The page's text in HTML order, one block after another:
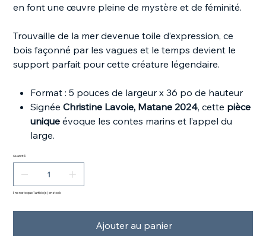
en font une œuvre pleine de mystère et de féminité.
Trouvaille de la mer devenue toile d’expression, ce
bois façonné par les vagues et le temps devient le
support parfait pour cette créature légendaire.
Format : 5 pouces de largeur x 36 po de hauteur
SignéeChristine Lavoie, Matane 2024, cette pièce
unique évoque les contes marins et l’appel du
large.
Quantité
Il ne reste que 1 article(s) en stock
Ajouter au panier